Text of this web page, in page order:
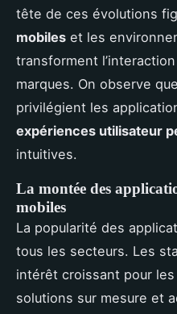
tête de ces évolutions
mobiles et les
transforment
marques. On observe
privilégient les
expériences utilisateur
intuitives.
La montée des
mobiles
La popularité des
tous les secteurs. Les
intérêt croissant pour
solutions sur mesure et